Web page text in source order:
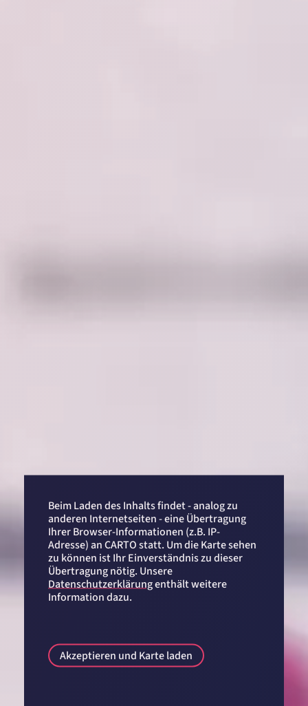
Beim Laden des Inhalts findet - analog zu
anderen Internetseiten - eine Übertragung
Ihrer Browser-Informationen (z.B. IP-
Adresse) an CARTO statt. Um die Karte sehen
zu können ist Ihr Einverständnis zu dieser
Übertragung nötig. Unsere
Datenschutzerklärungenthält weitere
Information dazu.
Akzeptieren und Karte laden